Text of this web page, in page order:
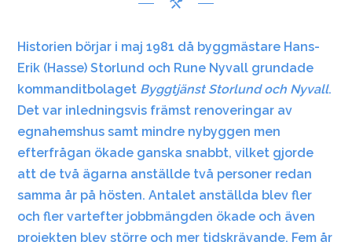
Historien börjar i maj 1981 då byggmästare Hans-
Erik (Hasse) Storlund och Rune Nyvall grundade
kommanditbolaget Byggtjänst Storlund och Nyvall.
Det var inledningsvis främst renoveringar av
egnahemshus samt mindre nybyggen men
efterfrågan ökade ganska snabbt, vilket gjorde
att de två ägarna anställde två personer redan
samma år på hösten. Antalet anställda blev fler
och fler vartefter jobbmängden ökade och även
projekten blev större och mer tidskrävande. Fem år